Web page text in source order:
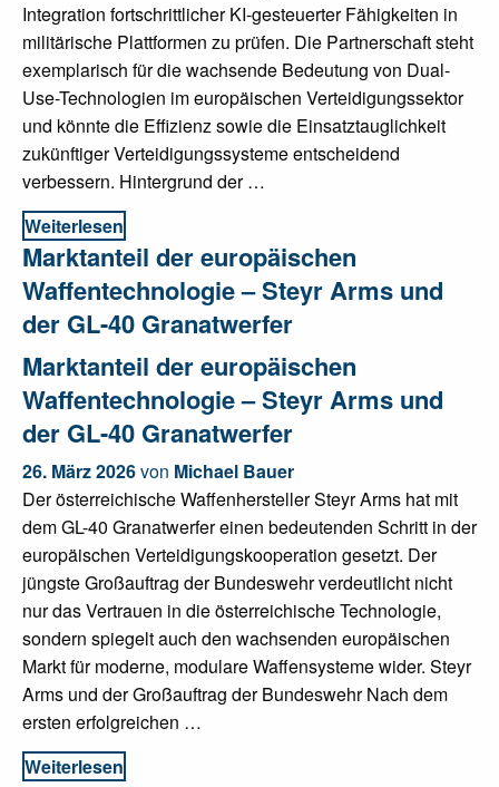
Integration fortschrittlicher KI-gesteuerter Fähigkeiten in
militärische Plattformen zu prüfen. Die Partnerschaft steht
exemplarisch für die wachsende Bedeutung von Dual-
Use-Technologien im europäischen Verteidigungssektor
und könnte die Effizienz sowie die Einsatztauglichkeit
zukünftiger Verteidigungssysteme entscheidend
verbessern. Hintergrund der …
Weiterlesen
Marktanteil der europäischen
Waffentechnologie – Steyr Arms und
der GL-40 Granatwerfer
Marktanteil der europäischen
Waffentechnologie – Steyr Arms und
der GL-40 Granatwerfer
26. März 2026von Michael Bauer
Der österreichische Waffenhersteller Steyr Arms hat mit
dem GL-40 Granatwerfer einen bedeutenden Schritt in der
europäischen Verteidigungskooperation gesetzt. Der
jüngste Großauftrag der Bundeswehr verdeutlicht nicht
nur das Vertrauen in die österreichische Technologie,
sondern spiegelt auch den wachsenden europäischen
Markt für moderne, modulare Waffensysteme wider. Steyr
Arms und der Großauftrag der Bundeswehr Nach dem
ersten erfolgreichen …
Weiterlesen